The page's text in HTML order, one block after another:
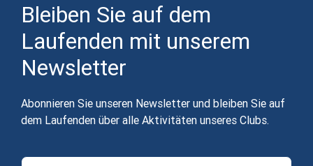
Bleiben Sie auf dem
Laufenden mit unserem
Newsletter
Abonnieren Sie unseren Newsletter und bleiben Sie auf
dem Laufenden über alle Aktivitäten unseres Clubs.